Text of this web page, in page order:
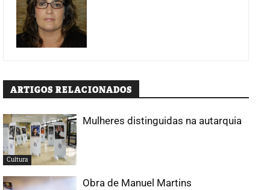
ARTIGOS RELACIONADOS
Cultura
Mulheres distinguidas na autarquia
Obra de Manuel Martins